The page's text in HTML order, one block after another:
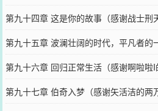
第九十四章 这是你的故事（感谢战士刑
第九十五章 波澜壮阔的时代，平凡者的
第九十六章 回归正常生活（感谢啊啦啦I
第九十七章 伯奇入梦（感谢矢活洁的两